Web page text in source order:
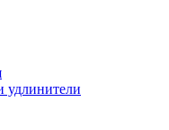
удлинители